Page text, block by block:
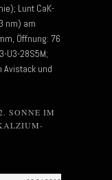
Lunt CaK-
nm) am
Öffnung: 76
U3-28S5M;
Avistack und
SONNE IM